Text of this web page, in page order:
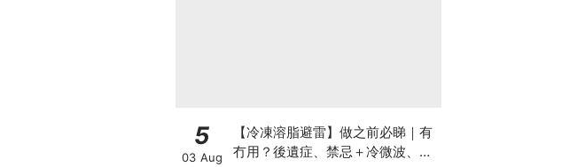
5
03 Aug
【冷凍溶脂避雷】做之前必睇｜有
冇用？後遺症、禁忌＋冷微波、雙